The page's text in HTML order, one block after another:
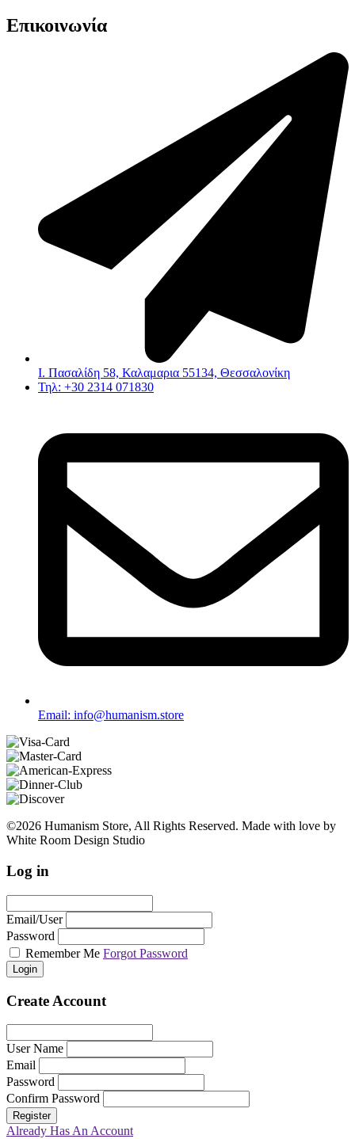
Επικοινωνία
Ι. Πασαλίδη 58, Καλαμαρια 55134, Θεσσαλονίκη
Τηλ: +30 2314 071830
Email: info@humanism.store
©2026 Humanism Store, All Rights Reserved. Made with love by
White Room Design Studio
Log in
Email/User
Password
Remember Me Forgot Password
Login
Create Account
User Name
Email
Password
Confirm Password
Register
Already Has An Account